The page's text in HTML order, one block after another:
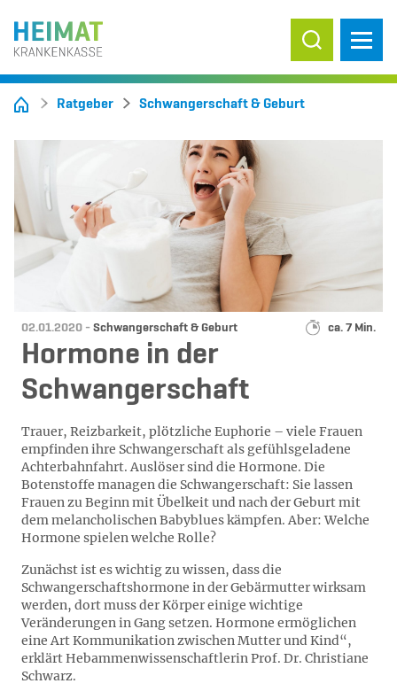
Suche ein-/
Ratgeber Schwangerschaft & Geburt
Datum:
02.01.2020 - Kategorie:
Schwangerschaft & Geburt Lesedauer:
ca. 7 Min.
Hormone in der
Schwangerschaft
Trauer, Reizbarkeit, plötzliche Euphorie – viele Frauen
empfinden ihre Schwangerschaft als gefühlsgeladene
Achterbahnfahrt. Auslöser sind die Hormone. Die
Botenstoffe managen die Schwangerschaft: Sie lassen
Frauen zu Beginn mit Übelkeit und nach der Geburt mit
dem melancholischen Babyblues kämpfen. Aber: Welche
Hormone spielen welche Rolle?
Zunächst ist es wichtig zu wissen, dass die
Schwangerschaftshormone in der Gebärmutter wirksam
werden, dort muss der Körper einige wichtige
Veränderungen in Gang setzen. Hormone ermöglichen
eine Art Kommunikation zwischen Mutter und Kind“,
erklärt Hebammenwissenschaftlerin Prof. Dr. Christiane
Schwarz.